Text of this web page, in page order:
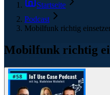
Startseite
Podcast
Mobilfunk richtig
Mobilfunk richtig